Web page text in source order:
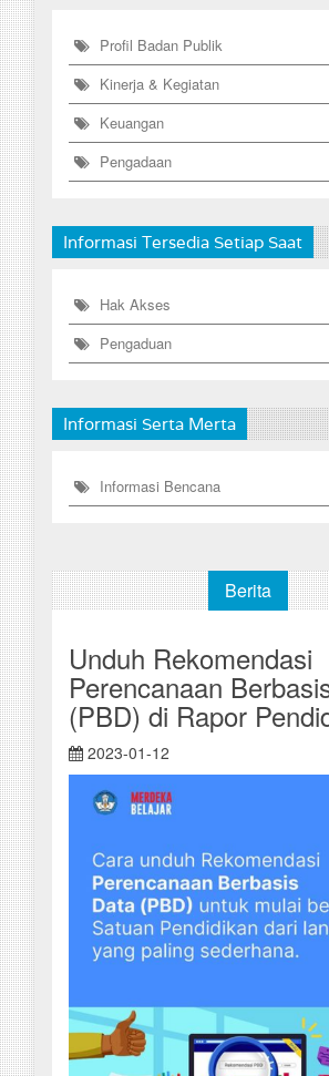
Profil Badan Publik
Kinerja & Kegiatan
Keuangan
Pengadaan
Informasi Tersedia Setiap Saat
Hak Akses
Pengaduan
Informasi Serta Merta
Informasi Bencana
Berita
Unduh Rekomendasi
Perencanaan
(PBD) di Rapor
2023-01-12